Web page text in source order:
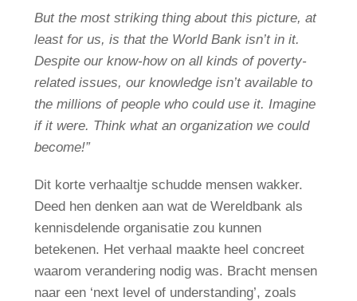
But the most striking thing about this picture, at
least for us, is that the World Bank isn’t in it.
Despite our know-how on all kinds of poverty-
related issues, our knowledge isn’t available to
the millions of people who could use it. Imagine
if it were. Think what an organization we could
become!”
Dit korte verhaaltje schudde mensen wakker.
Deed hen denken aan wat de Wereldbank als
kennisdelende organisatie zou kunnen
betekenen. Het verhaal maakte heel concreet
waarom verandering nodig was. Bracht mensen
naar een ‘next level of understanding’, zoals